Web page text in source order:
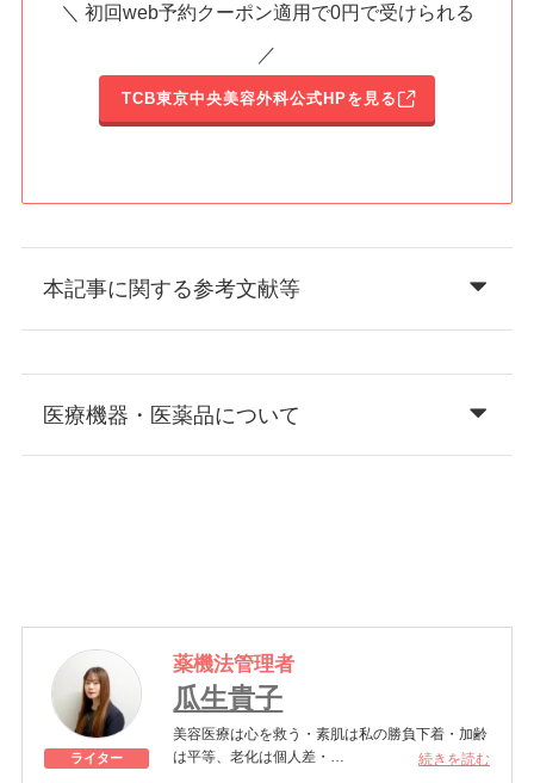
＼ 初回web予約クーポン適用で0円で受けられる
／
TCB東京中央美容外科公式HPを見る
本記事に関する参考文献等
医療機器・医薬品について
ライター
薬機法管理者
瓜生貴子
美容医療は心を救う・素肌は私の勝負下着・加齢
は平等、老化は個人差・
続きを読む